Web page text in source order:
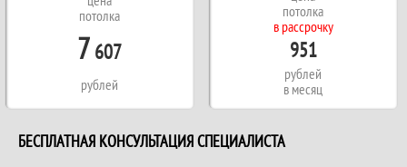
потолка
7 607
рублей
потолка
в рассрочку
951
рублей
в месяц
БЕСПЛАТНАЯ КОНСУЛЬТАЦИЯ СПЕЦИАЛИСТА